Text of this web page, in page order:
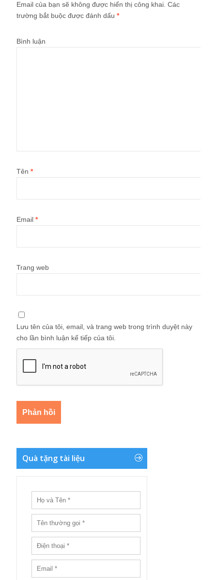
Email của bạn sẽ không được hiển thị công khai. Các
trường bắt buộc được đánh dấu *
Bình luận
Tên *
Email *
Trang web
Lưu tên của tôi, email, và trang web trong trình duyệt này
cho lần bình luận kế tiếp của tôi.
Quà tặng tài liệu